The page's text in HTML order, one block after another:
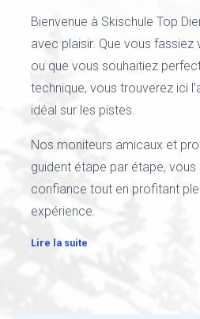
Bienvenue à Skischule Top
avec plaisir. Que vous
ou que vous souhaitiez
technique, vous trouverez ici
idéal sur les pistes.
Nos moniteurs amicaux et
guident étape par étape, vous
confiance tout en profitant
expérience.
Lire la suite